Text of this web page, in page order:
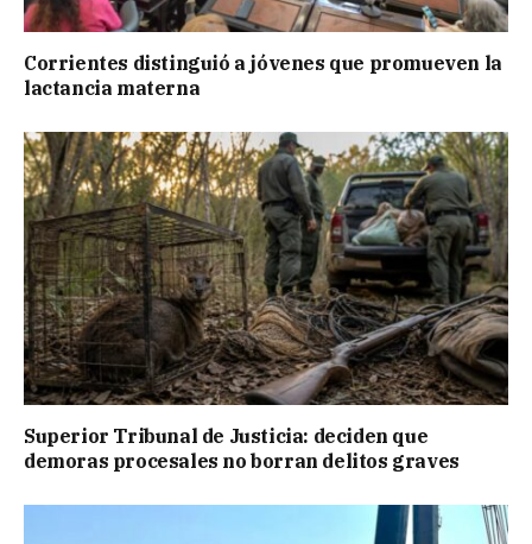
Corrientes distinguió a jóvenes que promueven la
lactancia materna
Superior Tribunal de Justicia: deciden que
demoras procesales no borran delitos graves